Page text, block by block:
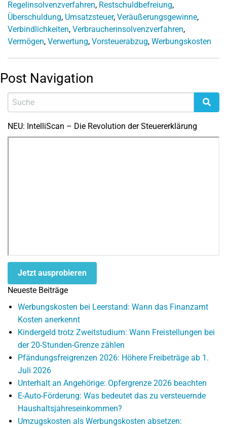
Regelinsolvenzverfahren, Restschuldbefreiung,
Überschuldung, Umsatzsteuer, Veräußerungsgewinne,
Verbindlichkeiten, Verbraucherinsolvenzverfahren,
Vermögen, Verwertung, Vorsteuerabzug, Werbungskosten
Post Navigation
NEU: IntelliScan – Die Revolution der Steuererklärung
Jetzt ausprobieren
Neueste Beiträge
Werbungskosten bei Leerstand: Wann das Finanzamt
Kosten anerkennt
Kindergeld trotz Zweitstudium: Wann Freistellungen bei
der 20-Stunden-Grenze zählen
Pfändungsfreigrenzen 2026: Höhere Freibeträge ab 1.
Juli 2026
Unterhalt an Angehörige: Opfergrenze 2026 beachten
E-Auto-Förderung: Was bedeutet das zu versteuernde
Haushaltsjahreseinkommen?
Umzugskosten als Werbungskosten absetzen: